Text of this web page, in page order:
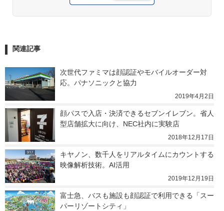
関連記事
次世代ファミマは顔認証やモバイルオーダー対
応。パナソニックと協力
2019年4月2日
顔パスで入店・決済できるセブンイレブン。省人
型店舗拡大に向け、NEC社内に実験店
2018年12月17日
キヤノン、数千人をリアルタイムにカウントする
映像解析技術。AI活用
2019年12月19日
富士急、バスも施設も顔認証で利用できる「スー
パーリゾートシティ」